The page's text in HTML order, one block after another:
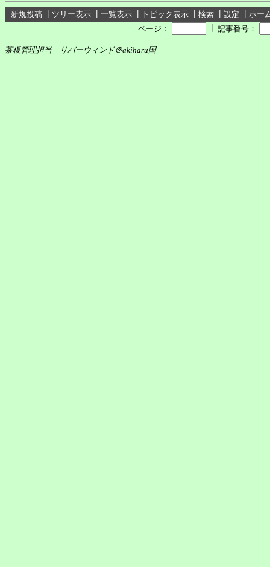
新規投稿 ツリー表示 一覧表示 トピック表示 検索 設定
ホー
ページ：
記事番号：
茶板管理担当 リバーウィンド＠akiharu国